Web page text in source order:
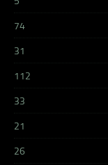
74
31
112
33
21
26